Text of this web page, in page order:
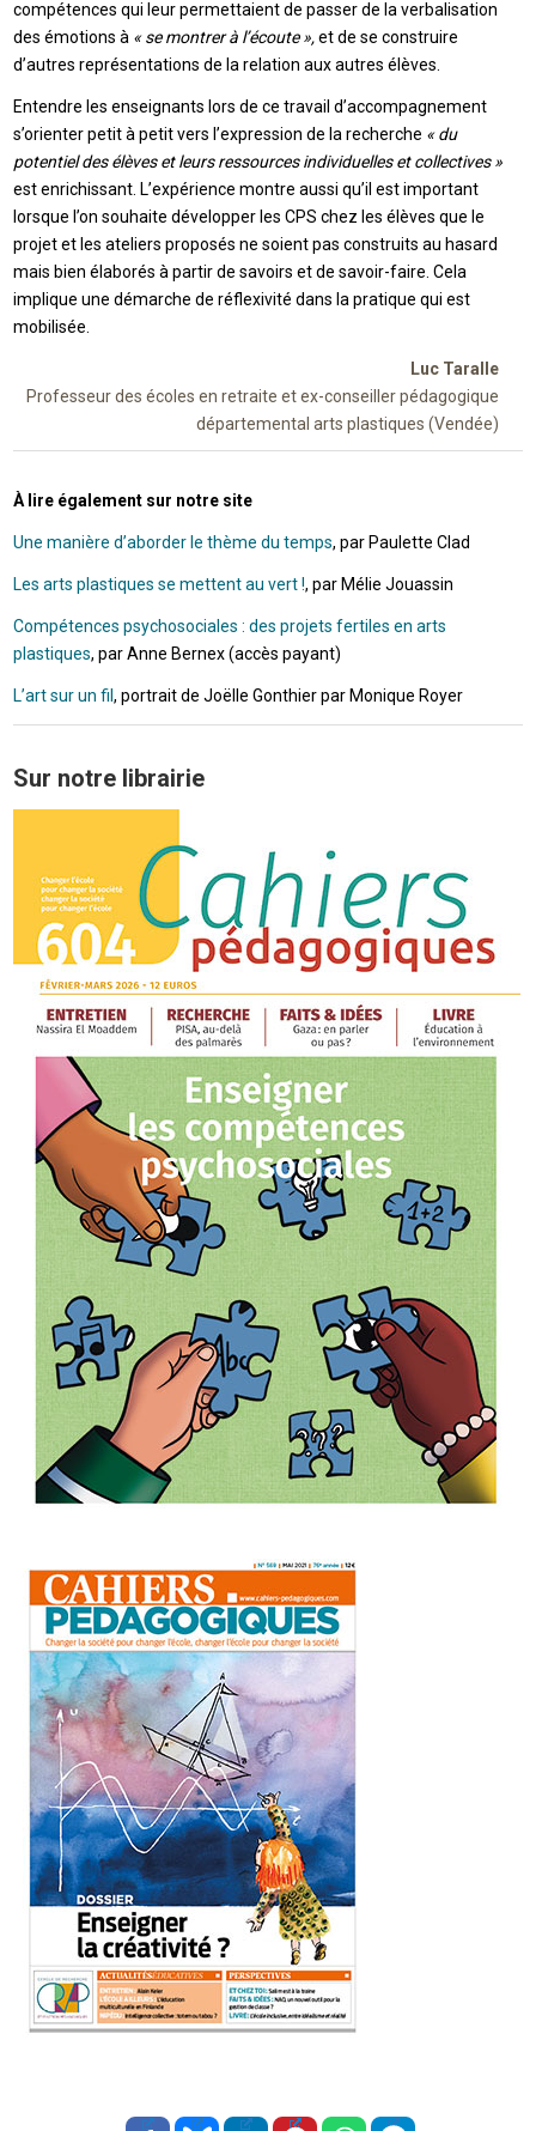
compétences qui leur permettaient de passer de la verbalisation
des émotions à « se montrer à l’écoute »,et de se construire
d’autres représentations de la relation aux autres élèves.
Entendre les enseignants lors de ce travail d’accompagnement
s’orienter petit à petit vers l’expression de la recherche « du
potentiel des élèves et leurs ressources individuelles et collectives »
est enrichissant. L’expérience montre aussi qu’il est important
lorsque l’on souhaite développer les CPS chez les élèves que le
projet et les ateliers proposés ne soient pas construits au hasard
mais bien élaborés à partir de savoirs et de savoir-faire. Cela
implique une démarche de réflexivité dans la pratique qui est
mobilisée.
Luc Taralle
Professeur des écoles en retraite et ex-conseiller pédagogique
départemental arts plastiques (Vendée)
À lire également sur notre site
Une manière d’aborder le thème du temps, par Paulette Clad
Les arts plastiques se mettent au vert !, par Mélie Jouassin
Compétences psychosociales : des projets fertiles en arts
plastiques, par Anne Bernex (accès payant)
L’art sur un fil, portrait de Joëlle Gonthier par Monique Royer
Sur notre librairie